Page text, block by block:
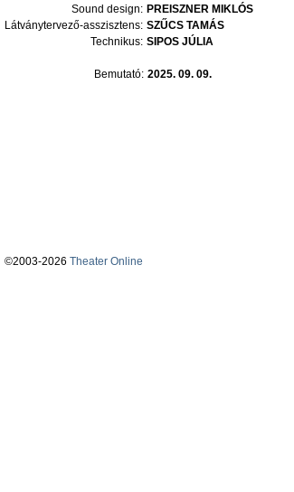
Sound design: PREISZNER MIKLÓS
Látványtervező-asszisztens: SZŰCS TAMÁS
Technikus: SIPOS JÚLIA
Bemutató: 2025. 09. 09.
©2003-2026 Theater Online